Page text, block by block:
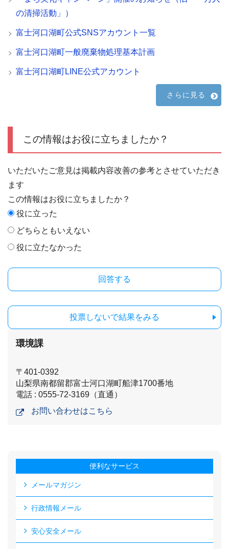
の清掃活動」）
富士河口湖町公式SNSアカウント一覧
富士河口湖町一般廃棄物処理基本計画
富士河口湖町LINE公式アカウント
さらに見る
この情報はお役に立ちましたか？
いただいたご意見は掲載内容改善の参考とさせていただき
ます
この情報はお役に立ちましたか？
役に立った
どちらともいえない
役に立たなかった
投票しないで結果をみる
環境課
〒401-0392
山梨県南都留郡富士河口湖町船津1700番地
電話 : 0555-72-3169（直通）
お問い合わせはこちら
便利なサービス
メールマガジン
行政情報メール
安心安全メール